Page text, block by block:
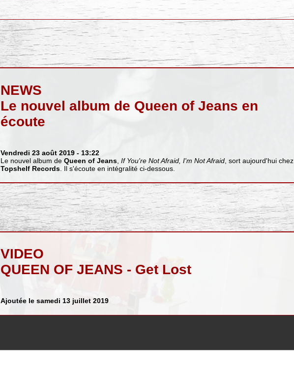
NEWS
Le nouvel album de Queen of Jeans en
écoute
Vendredi 23 août 2019 - 13:22
Le nouvel album de Queen of Jeans, If You're Not Afraid, I'm Not Afraid, sort aujourd'hui chez
Topshelf Records. Il s'écoute en intégralité ci-dessous.
VIDEO
QUEEN OF JEANS - Get Lost
Ajoutée le samedi 13 juillet 2019